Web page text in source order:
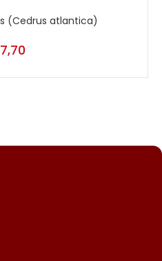
(Cedrus atlantica)
7,70